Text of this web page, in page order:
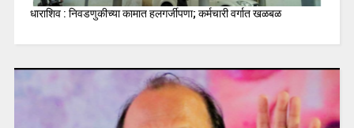
धाराशिव : निवडणुकीच्या कामात हलगर्जीपणा; कर्मचारी वर्गात खळबळ